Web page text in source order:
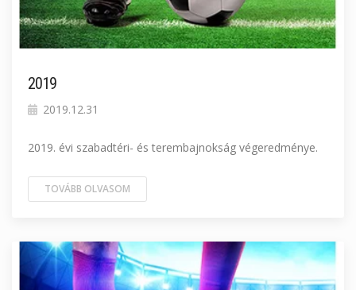
2019
2019.12.31
2019. évi szabadtéri- és terembajnokság végeredménye.
TOVÁBB OLVASOM